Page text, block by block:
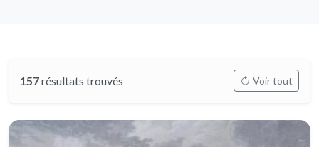
157résultats trouvés Voir tout